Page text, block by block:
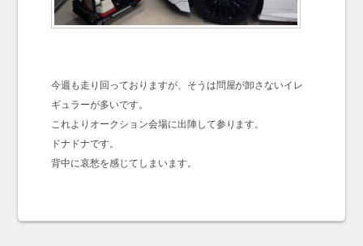
今週も走り回っておりますが、そうは問屋が卸さないイレ
ギュラーが多いです。
これよりオークション会場に出陣して参ります。
ドナドナです。
背中に哀愁を感じてしまいます。